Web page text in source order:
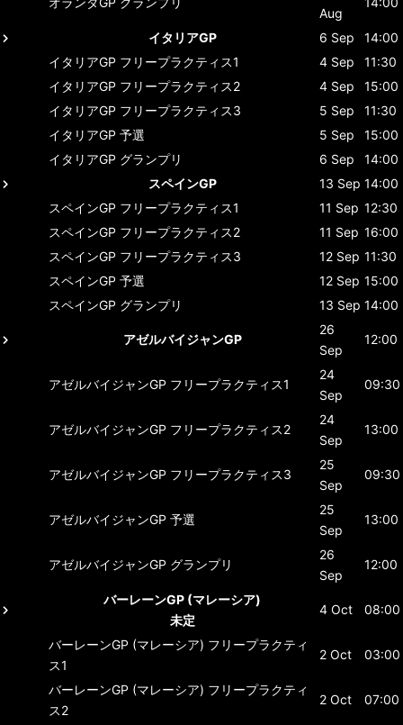
Aug
イタリアGP 6 Sep
14:00
イタリアGP フリープラクティス1 4 Sep
11:30
イタリアGP フリープラクティス2 4 Sep
15:00
イタリアGP フリープラクティス3 5 Sep
11:30
イタリアGP 予選 5 Sep
15:00
イタリアGP グランプリ 6 Sep
14:00
スペインGP
13 Sep 14:00
スペインGP フリープラクティス1 11 Sep 12:30
スペインGP フリープラクティス2 11 Sep 16:00
スペインGP フリープラクティス3 12 Sep 11:30
スペインGP 予選 12 Sep 15:00
スペインGP グランプリ 13 Sep 14:00
アゼルバイジャンGP
26
Sep
12:00
アゼルバイジャンGP フリープラクティス1
24
Sep
09:30
アゼルバイジャンGP フリープラクティス2
24
Sep
13:00
アゼルバイジャンGP フリープラクティス3
25
Sep
09:30
アゼルバイジャンGP 予選
25
Sep
13:00
アゼルバイジャンGP グランプリ
26
Sep
12:00
バーレーンGP (マレーシア)
未定
4 Oct 08:00
バーレーンGP (マレーシア) フリープラクティ
ス1
2 Oct 03:00
バーレーンGP (マレーシア) フリープラクティ
ス2
2 Oct 07:00